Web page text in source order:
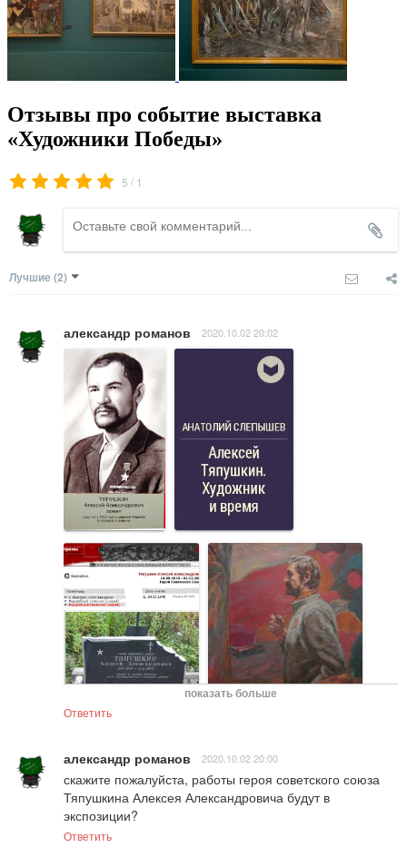
Отзывы про событие выставка
«Художники Победы»
5 / 1
Лучшие (2)
александр романов 2020.10.02 20:02
показать больше
Ответить
александр романов 2020.10.02 20:00
скажите пожалуйста, работы героя советского союза
Тяпушкина Алексея Александровича будут в
экспозиции?
Ответить